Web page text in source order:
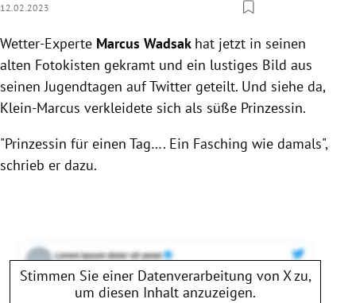
12.02.2023
Wetter-Experte Marcus Wadsak hat jetzt in seinen
alten Fotokisten gekramt und ein lustiges Bild aus
seinen Jugendtagen auf Twitter geteilt. Und siehe da,
Klein-Marcus verkleidete sich als süße Prinzessin.
"Prinzessin für einen Tag…. Ein Fasching wie damals",
schrieb er dazu.
Stimmen Sie einer Datenverarbeitung von Xzu,
um diesen Inhalt anzuzeigen.